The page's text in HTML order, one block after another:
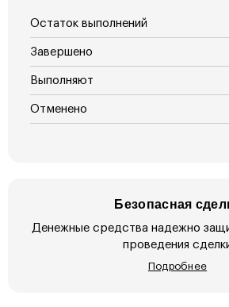
Остаток выполнений
Завершено
Выполняют
Отменено
Безопасная
Денежные средства надежно
проведения
Подробнее